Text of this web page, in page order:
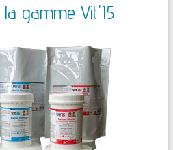
la gamme Vit'I5